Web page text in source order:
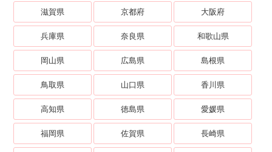
滋賀県 京都府 大阪府
兵庫県 奈良県 和歌山県
岡山県 広島県 島根県
鳥取県 山口県 香川県
高知県 徳島県 愛媛県
福岡県 佐賀県 長崎県